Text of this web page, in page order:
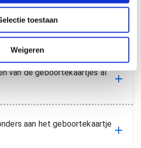
toestaan
Weigeren
van mijn geboortekaartje
van de geboortekaartjes al
aan het geboortekaartje